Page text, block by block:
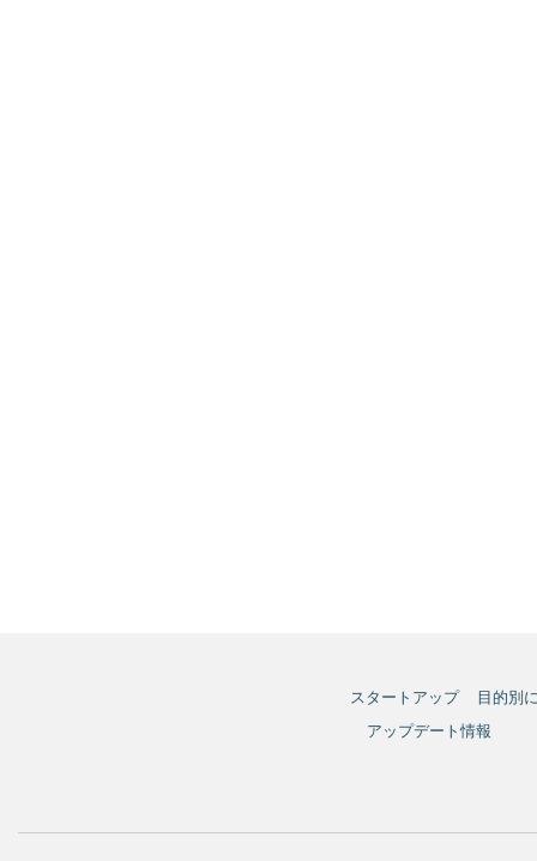
スタートアップ
目的別
アップデート情報